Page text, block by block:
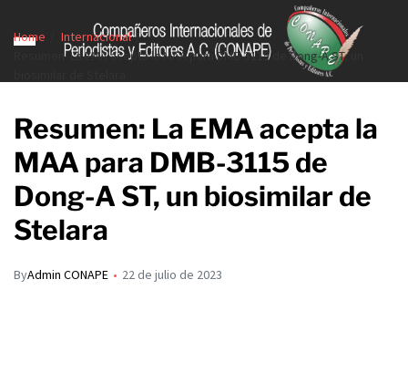
Home
Internacional
Resumen: La EMA acepta la MAA para DMB-3115 de Dong-A ST, un
Resumen: La EMA acepta la
MAA para DMB-3115 de
Dong-A ST, un biosimilar de
Stelara
ByAdmin CONAPE 22 de julio de 2023